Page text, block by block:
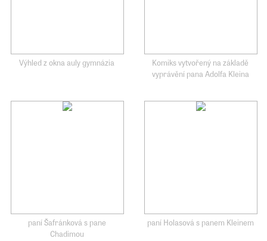
Výhled z okna auly gymnázia
Komiks vytvořený na základě
vyprávění pana Adolfa Kleina
paní Šafránková s pane
Chadimou
paní Holasová s panem Kleinem